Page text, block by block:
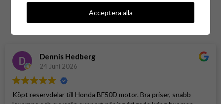
Baserat på78 recensioner
Dennis Hedberg
24 Juni 2026
Köpt reservdelar till Honda BF50D motor. Bra priser, snabb
Acceptera alla